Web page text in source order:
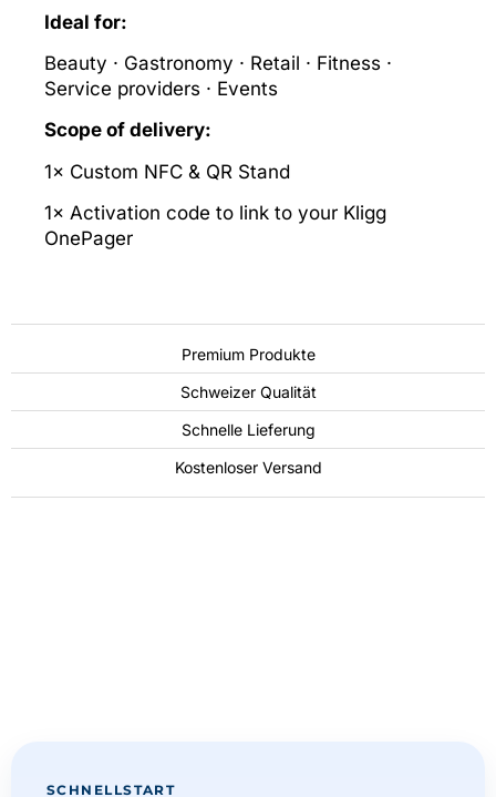
Ideal for:
Beauty · Gastronomy · Retail · Fitness ·
Service providers · Events
Scope of delivery:
1× Custom NFC & QR Stand
1× Activation code to link to your Kligg
OnePager
Premium Produkte
Schweizer Qualität
Schnelle Lieferung
Kostenloser Versand
SCHNELLSTART